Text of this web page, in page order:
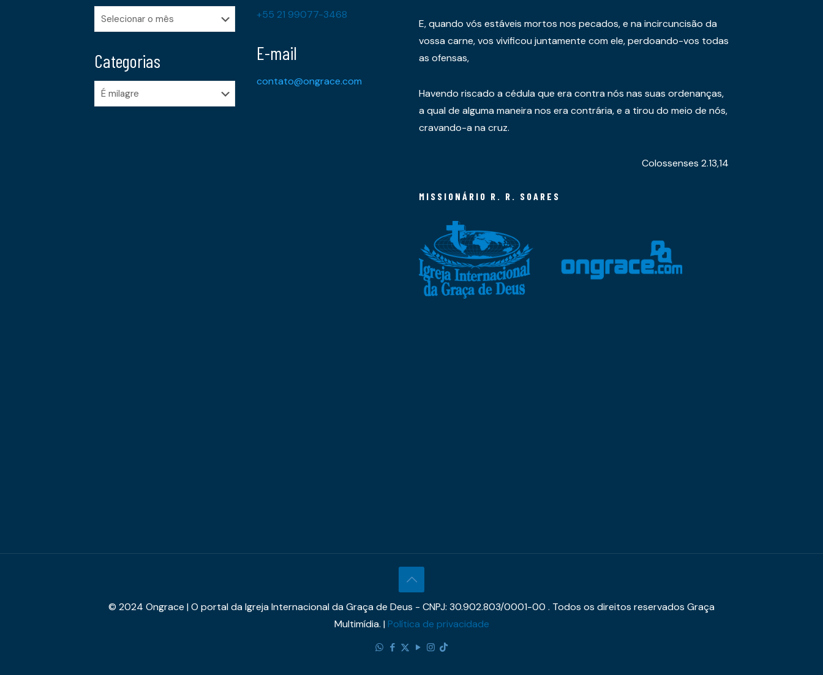
Arquivos
Categorias
Categorias
+55 21 99077-3468
E-mail
contato@ongrace.com
E, quando vós estáveis mortos nos pecados, e na incircuncisão da
vossa carne, vos vivificou juntamente com ele, perdoando-vos todas
as ofensas,
Havendo riscado a cédula que era contra nós nas suas ordenanças,
a qual de alguma maneira nos era contrária, e a tirou do meio de nós,
cravando-a na cruz.
Colossenses 2.13,14
MISSIONÁRIO R. R. SOARES
© 2024 Ongrace | O portal da Igreja Internacional da Graça de Deus - CNPJ: 30.902.803/0001-00 . Todos os direitos reservados Graça
Multimídia. |Política de privacidade